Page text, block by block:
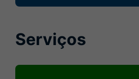
Serviços
MaskInscritos-